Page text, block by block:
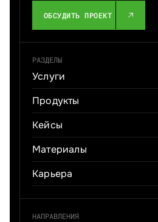
ОБСУДИТЬ ПРОЕКТ
РАЗДЕЛЫ
Услуги
Продукты
Кейсы
Материалы
Карьера
НАПРАВЛЕНИЯ